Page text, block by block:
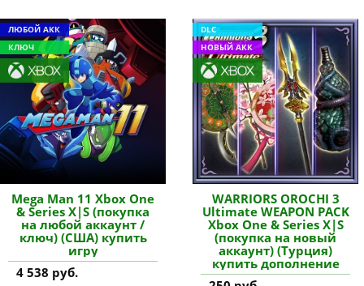
ЛЮБОЙ АКК
КЛЮЧ
Mega Man 11 Xbox One
& Series X|S (покупка
на любой аккаунт /
ключ) (США) купить
игру
4 538 руб.
DLC
НОВЫЙ АКК
WARRIORS OROCHI 3
Ultimate WEAPON PACK
Xbox One & Series X|S
(покупка на новый
аккаунт) (Турция)
купить дополнение